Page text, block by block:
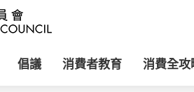
倡議 消費者教育 消費全攻